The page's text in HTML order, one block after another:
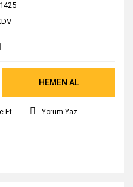
HEMEN AL
Et Yorum Yaz